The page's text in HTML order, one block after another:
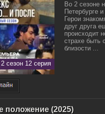
2 сезон 12 серия
Во 2 сезоне
Петербурге
Герои
друг друга
происходит
страхе быть
близости ...
положение (2025)